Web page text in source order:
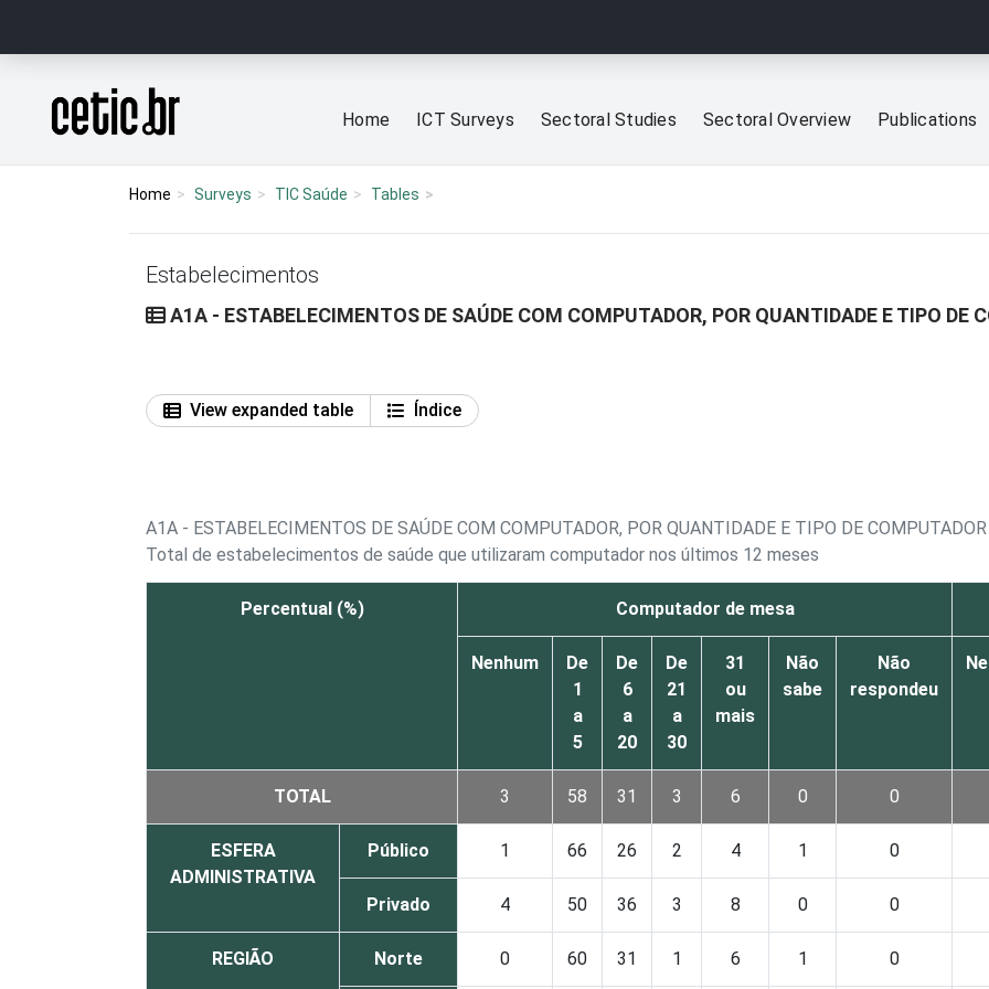
Página inicial
Home ICT Surveys Sectoral Studies Sectoral Overview Publications
Home Surveys TIC Saúde Tables
Estabelecimentos
A1A - ESTABELECIMENTOS DE SAÚDE COM COMPUTADOR, POR QUANTIDADE E TIPO DE
View expanded table
Índice
A1A - ESTABELECIMENTOS DE SAÚDE COM COMPUTADOR, POR QUANTIDADE E TIPO DE COMPUTADOR
Total de estabelecimentos de saúde que utilizaram computador nos últimos 12 meses
Percentual (%) Computador de mesa
Nenhum
De
1
a
5
De
6
a
20
De
21
a
30
31
ou
mais
Não
sabe
Não
respondeu
TOTAL 3 58 31 3 6 0 0
ESFERA
ADMINISTRATIVA
Público 1 66 26 2 4 1 0
Privado 4 50 36 3 8 0 0
REGIÃO Norte 0 60 31 1 6 1 0